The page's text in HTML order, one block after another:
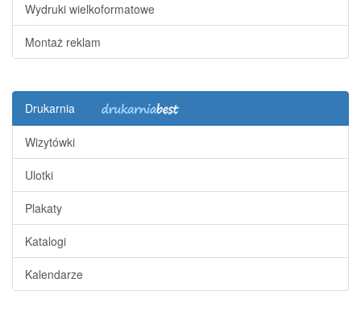
Wydruki wielkoformatowe
Montaż reklam
Drukarnia
Wizytówki
Ulotki
Plakaty
Katalogi
Kalendarze